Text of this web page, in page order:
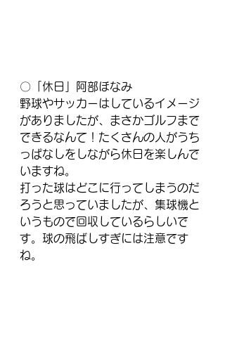
〇「休日」阿部ほなみ
野球やサッカーはしているイメージ
がありましたが、まさかゴルフまで
できるなんて！たくさんの人がうち
っぱなしをしながら休日を楽しんで
いますね。
打った球はどこに行ってしまうのだ
ろうと思っていましたが、集球機と
いうもので回収しているらしいで
す。球の飛ばしすぎには注意です
ね。